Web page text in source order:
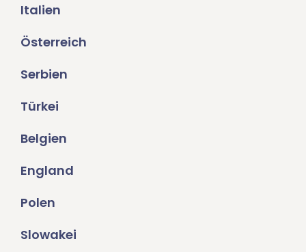
Italien
Österreich
Serbien
Türkei
Belgien
England
Polen
Slowakei